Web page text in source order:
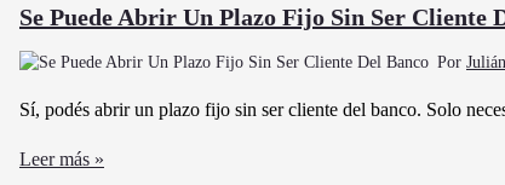
Sin
Con
Santander
Se Puede Abrir Un Plazo Fijo Sin Ser Cliente
Por
Sí, podés abrir un plazo fijo sin ser cliente del banco. Solo
Se
Leer más »